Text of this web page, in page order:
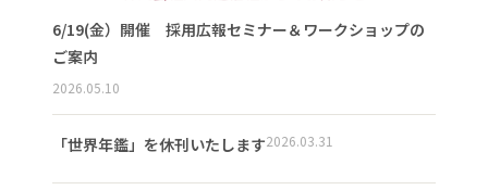
6/19(金）開催 採用広報セミナー＆ワークショップの
ご案内
2026.05.10
「世界年鑑」を休刊いたします2026.03.31